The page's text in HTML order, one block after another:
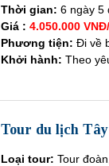
Thời gian: 6 ngày 5
Giá : 4.050.000
Phương tiện: Đi về
Khởi hành: Theo
Tour du lịch
Loại tour: Tour